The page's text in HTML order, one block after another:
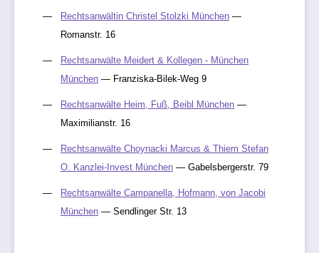
Rechtsanwältin Christel Stolzki München —
Romanstr. 16
Rechtsanwälte Meidert & Kollegen - München
München — Franziska-Bilek-Weg 9
Rechtsanwälte Heim, Fuß, Beibl München —
Maximilianstr. 16
Rechtsanwälte Choynacki Marcus & Thiem Stefan
O. Kanzlei-Invest München — Gabelsbergerstr. 79
Rechtsanwälte Campanella, Hofmann, von Jacobi
München — Sendlinger Str. 13